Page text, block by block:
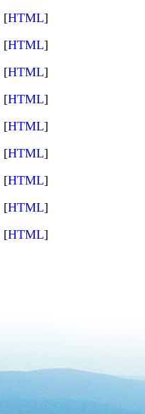
[HTML]
[HTML]
[HTML]
[HTML]
[HTML]
[HTML]
[HTML]
[HTML]
[HTML]